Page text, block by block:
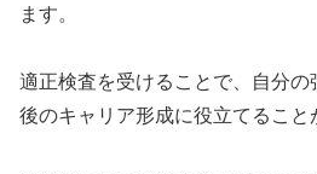
ます。
適正検査を受けることで、自分
後のキャリア形成に役立てること